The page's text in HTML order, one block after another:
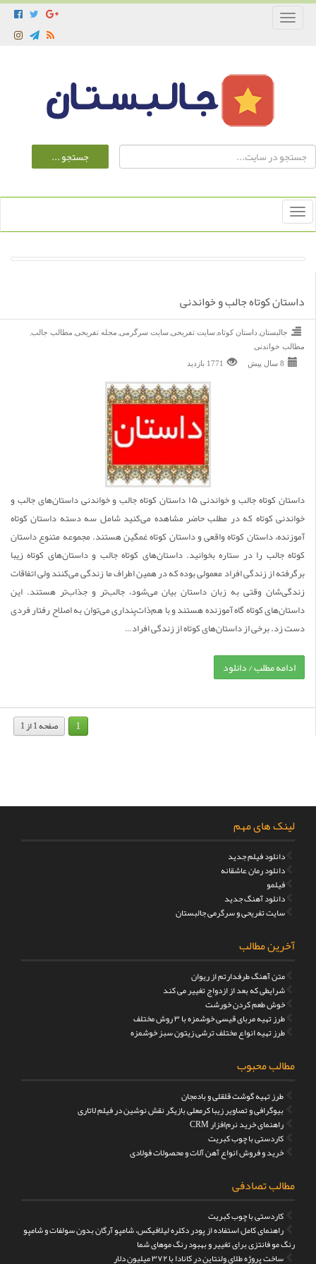
Toggle
Toggle
navigation
داستان کوتاه جالب و خواندنی
جالبستان, داستان کوتاه,سایت تفریحی,سایت سرگرمی, مجله تفریحی, مطالب جالب,
مطالب خواندنی
8 سال پیش
1771 بازديد
داستان کوتاه جالب و خواندنی ۱۵ داستان کوتاه جالب و خواندنی داستان‌های جالب و
خواندنی کوتاه که در مطلب حاضر مشاهده می‌کنید شامل سه دسته داستان کوتاه
آموزنده، داستان کوتاه واقعی و داستان کوتاه غمگین هستند. مجموعه متنوع داستان
کوتاه جالب را در ستاره بخوانید. داستان‌‌های کوتاه جالب و داستان‌های کوتاه زیبا
برگرفته از زندگی افراد معمولی بوده که در همین اطراف ما زندگی می‌کنند ولی اتفاقات
زندگی‌شان وقتی به زبان داستان بیان می‌شود، جالب‌تر و جذاب‌تر هستند. این
داستان‌های کوتاه گاه آموزنده هستند و با هم‌ذات‌پنداری می‌توان به اصلاح رفتار فردی
دست زد. برخی از داستان‌های کوتاه از زندگی افراد…
ادامه مطلب / دانلود
صفحه 1 از 1 1
لینک های مهم
دانلود فیلم جدید
دانلود رمان عاشقانه
فیلمو
دانلود آهنگ جدید
سایت تفریحی و سرگرمی جالبستان
آخرین مطالب
متن آهنگ طرفدارتم از ریوان
شرایطی که بعد از ازدواج تغییر می کند
خوش طعم کردن خورشت
طرز تهیه مربای قیسی خوشمزه با ۳ روش مختلف
طرز تهیه انواع مختلف ترشی زیتون سبز خوشمزه
مطالب محبوب
طرز تهیه گوشت قلقلی و بادمجان
بیوگرافی و تصاویر زیبا کرمعلی بازیگر نقش نوشین در فیلم لاتاری
راهنمای خرید نرم‌افزار CRM
کاردستی با چوب کبریت
خرید و فروش انواع آهن آلات و محصولات فولادی
مطالب تصادفی
کاردستی با چوب کبریت
راهنمای کامل استفاده از پودر دکلره لیلافیکس، شامپو آرگان بدون سولفات و شامپو
رنگ مو فانتزی برای تغییر و بهبود رنگ موهای شما
ساخت پروژه طلای ولنتاین در کانادا با ۳۷۲ میلیون دلار